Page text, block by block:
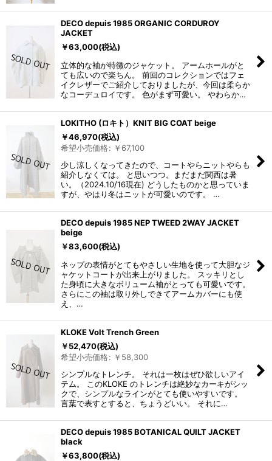
DECO depuis 1985 ORGANIC CORDUROY
JACKET
￥63,000(税込)
立体的な袖が特徴のジャケット。 アームホールがと
ても広いので楽ちん。 前回のコレクションではフェ
イクレザーでご紹介しておりましたが、今回は柔らか
なコーデュロイです。 色がまず可愛い。 やわらか…
LOKITHO (ロキト）KNIT BIG COAT beige
￥46,970(税込)
希望小売価格: ￥ 67,100
少し涼しくなってきたので、コートやらニットやらも
紹介しなくては。 と思いつつ。まだまだ関西は暑
い。（2024.10/16現在) どうしたものかと思っていま
すが、やはり冬はニットが可愛いのです。 …
DECO depuis 1985 NEP TWEED 2WAY JACKET
beige
￥83,600(税込)
ネップの表情がとてもやさしい生地を使って大胆なジ
ャケットコートが出来上がりました。 スッキリとし
た身頃に大きなボリューム袖がとっても可愛いです。
さらにこの袖は取り外しできてアームカバーにも使
え、…
KLOKE Volt Trench Green
￥52,470(税込)
希望小売価格: ￥ 58,300
シンプルなトレンチ。 それは一枚はぜひ欲しいアイ
テム。 このKLOKE のトレンチは絶妙なカーキがシッ
クで、シンプルなラインがとても使いやすいです。
言葉で表すとすると、ちょうどいい。 それに…
DECO depuis 1985 BOTANICAL QUILT JACKET
black
￥63,800(税込)